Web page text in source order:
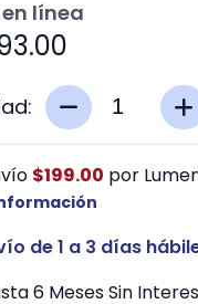
línea
$199.00 por
de 1 a 3 días
6 Meses Sin